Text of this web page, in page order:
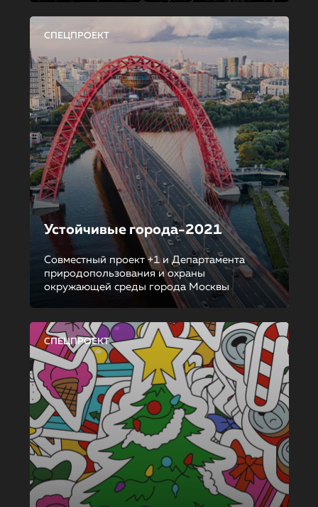
СПЕЦПРОЕКТ
Устойчивые города-2021
Совместный проект +1 и Департамента
природопользования и охраны
окружающей среды города Москвы
СПЕЦПРОЕКТ